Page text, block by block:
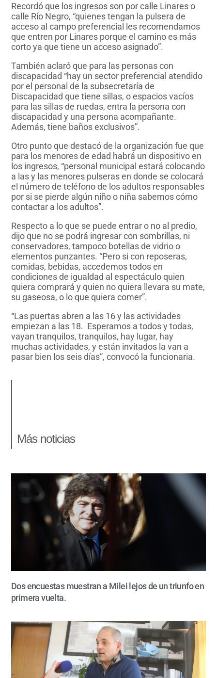
Recordó que los ingresos son por calle Linares o
calle Río Negro, “quienes tengan la pulsera de
acceso al campo preferencial les recomendamos
que entren por Linares porque el camino es más
corto ya que tiene un acceso asignado”.
También aclaró que para las personas con
discapacidad “hay un sector preferencial atendido
por el personal de la subsecretaría de
Discapacidad que tiene sillas, o espacios vacíos
para las sillas de ruedas, entra la persona con
discapacidad y una persona acompañante.
Además, tiene baños exclusivos”.
Otro punto que destacó de la organización fue que
para los menores de edad habrá un dispositivo en
los ingresos, “personal municipal estará colocando
a las y las menores pulseras en donde se colocará
el número de teléfono de los adultos responsables
por si se pierde algún niño o niña sabemos cómo
contactar a los adultos”.
Respecto a lo que se puede entrar o no al predio,
dijo que no se podrá ingresar con sombrillas, ni
conservadores, tampoco botellas de vidrio o
elementos punzantes. “Pero si con reposeras,
comidas, bebidas, accedemos todos en
condiciones de igualdad al espectáculo quien
quiera comprará y quien no quiera llevara su mate,
su gaseosa, o lo que quiera comer”.
“Las puertas abren a las 16 y las actividades
empiezan a las 18. Esperamos a todos y todas,
vayan tranquilos, tranquilos, hay lugar, hay
muchas actividades, y están invitados la van a
pasar bien los seis días”, convocó la funcionaria.
Más noticias
Dos encuestas muestran a Milei lejos de un triunfo en
primera vuelta.